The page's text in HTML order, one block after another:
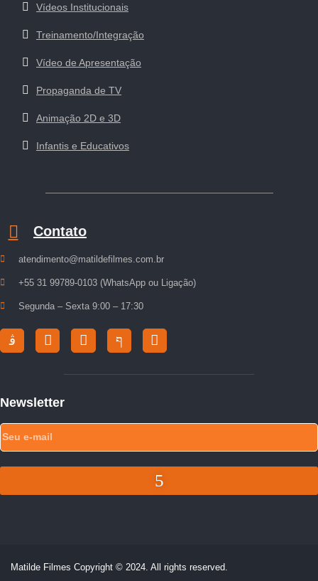
Vídeos Institucionais
Treinamento/Integração
Vídeo de Apresentação
Propaganda de TV
Animação 2D e 3D
Infantis e Educativos
Contato
atendimento@matildefilmes.com.br
+55 31 99789-0103 (WhatsApp ou Ligação)
Segunda – Sexta 9:00 – 17:30
Newsletter
Matilde Filmes Copyright © 2024. All rights reserved.